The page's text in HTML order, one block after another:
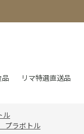
リマ特選直送品
ル
プラボトル